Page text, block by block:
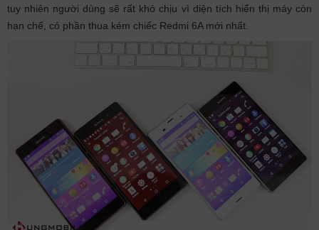
tuy nhiên người dùng sẽ rất khó chịu vì diện tích hiển thị máy còn
hạn chế, có phần thua kém chiếc Redmi 6A mới nhất.